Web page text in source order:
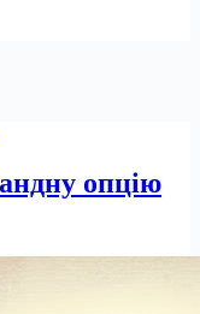
опцію